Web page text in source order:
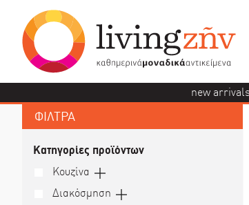
new arrivals
ΦΙΛΤΡΑ
Κατηγορίες προϊόντων
Κουζίνα
Διακόσμηση